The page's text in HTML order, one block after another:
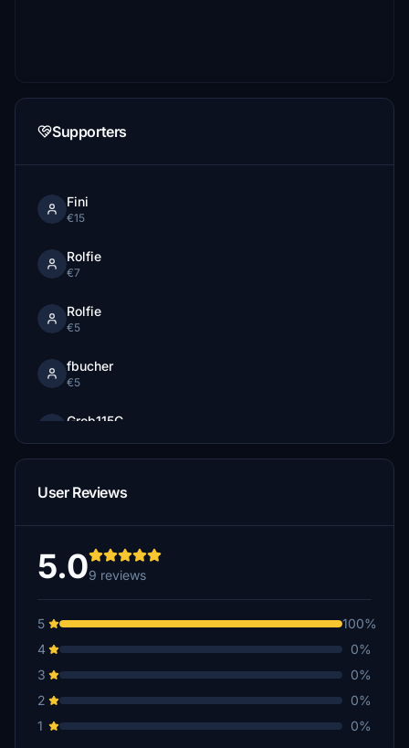
Supporters
Fini
€15
Rolfie
€7
Rolfie
€5
fbucher
€5
Grob115C
€5
Hugli
Hugli
€1
€1
User Reviews
5.09 reviews
5
100%
4
0%
3
0%
2
0%
1
0%